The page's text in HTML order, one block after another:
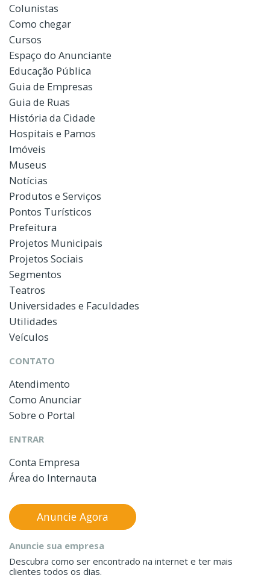
Colunistas
Como chegar
Cursos
Espaço do Anunciante
Educação Pública
Guia de Empresas
Guia de Ruas
História da Cidade
Hospitais e Pamos
Imóveis
Museus
Notícias
Produtos e Serviços
Pontos Turísticos
Prefeitura
Projetos Municipais
Projetos Sociais
Segmentos
Teatros
Universidades e Faculdades
Utilidades
Veículos
CONTATO
Atendimento
Como Anunciar
Sobre o Portal
ENTRAR
Conta Empresa
Área do Internauta
Anuncie sua empresa
Descubra como ser encontrado na internet e ter mais
clientes todos os dias.
Anuncie Agora